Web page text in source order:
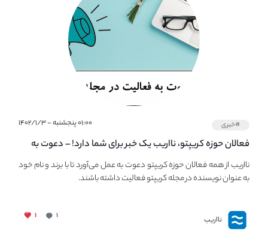
#خبری ۰۱:۰۰ پنجشنبه - ۱۴۰۲/۱/۳
فعالان حوزه کریپتو، نااریب یک خبر برای شما دارد! – دعوت به
فعالیت در مجله کریپتو
نااریب از همه فعالان حوزه کریپتو دعوت به عمل می‌آورد تا با برند و نام خود
به عنوان نویسنده در مجله کریپتو فعالیت داشته باشند.
نااریب ۱ ۱